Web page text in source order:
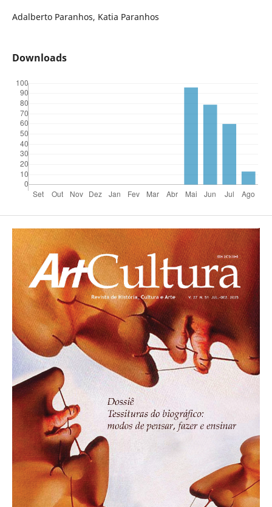
Adalberto Paranhos, Katia Paranhos
Downloads